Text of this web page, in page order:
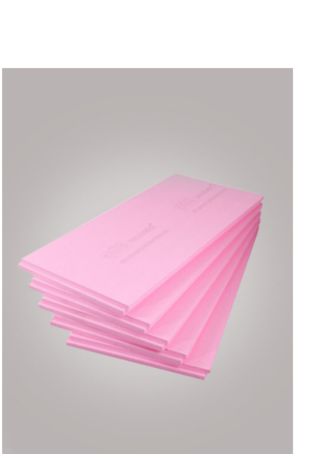
AYRINTILAR